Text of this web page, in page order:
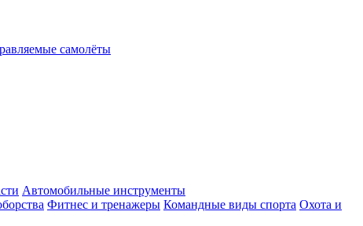
самолёты
Автомобильные инструменты
Фитнес и тренажеры Командные виды спорта Охота и